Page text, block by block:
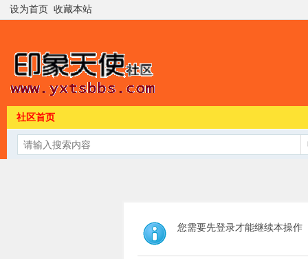
设为首页 收藏本站
社区首页
您需要先登录才能继续本操作